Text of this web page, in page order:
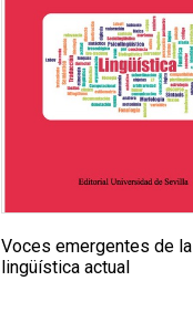
Voces emergentes de la
lingüística actual